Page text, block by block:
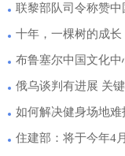
联黎部队司令称赞
十年，一棵树的成长
布鲁塞尔中国文化中
俄乌谈判有进展 关
如何解决健身场地
住建部：将于今年4